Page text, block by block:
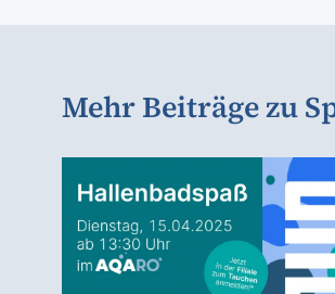
Mehr Beiträge zu